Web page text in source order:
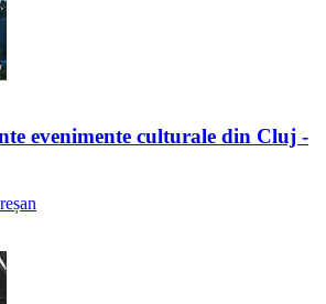
evenimente culturale din Cluj -